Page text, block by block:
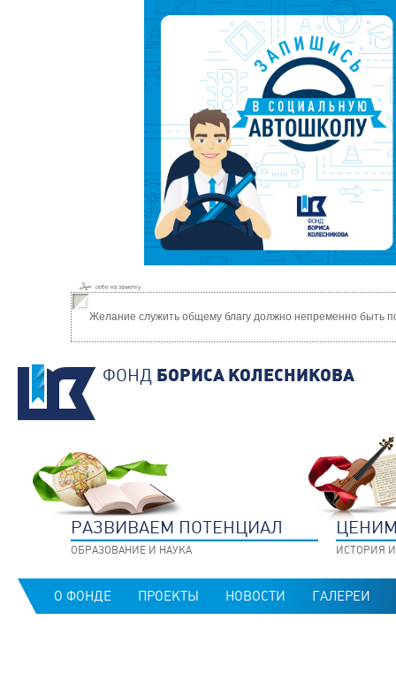
Желание служить общему благу должно непременно быть
ФОНД БОРИСА КОЛЕСНИКОВА
РАЗВИВАЕМ ПОТЕНЦИАЛ
ОБРАЗОВАНИЕ И НАУКА ИСТОРИЯ
О ФОНДЕ ПРОЕКТЫ НОВОСТИ ГАЛЕРЕИ